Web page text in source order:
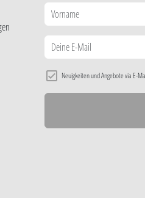
Neuigkeiten und Angebote via E-